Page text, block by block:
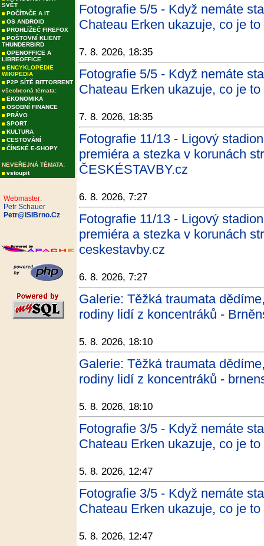
SVĚT
POČÍTAČE A IT
OS ANDROID
PROHLÍŽEČ FIREFOX
POŠTOVNÍ KLIENT
THUNDERBIRD
OPENOFFICE A
LIBREOFFICE
ENCYKLOPEDIE
WIKIPEDIA
P2P SÍTĚ BITTORRENT
všeobecná témata:
EKONOMIKA
OSOBNÍ FINANCE
PRÁVO
SPORT
KULTURA
CESTOVÁNÍ
ČÍNSKÉ E-SHOPY
NEVEŘEJNÁ TÉMATA:
vstoupit
Webmaster:
Petr Schauer
Petr@ISIBrno.Cz
Fotografie 5/5 - Když nemáte
Chateau Erken ukazuje, co je
7. 8. 2026, 18:35
Fotografie 5/5 - Když nemáte
Chateau Erken ukazuje, co je
7. 8. 2026, 18:35
Fotografie 11/13 - Ligový
premiéra a stezka v korunách
ČESKÉSTAVBY.cz
6. 8. 2026, 7:27
Fotografie 11/13 - Ligový
premiéra a stezka v korunách
ceskestavby.cz
6. 8. 2026, 7:27
Galerie: Těžká traumata
rodiny lidí z koncentráků -
5. 8. 2026, 18:10
Galerie: Těžká traumata
rodiny lidí z koncentráků -
5. 8. 2026, 18:10
Fotografie 3/5 - Když nemáte
Chateau Erken ukazuje, co je
5. 8. 2026, 12:47
Fotografie 3/5 - Když nemáte
Chateau Erken ukazuje, co je
5. 8. 2026, 12:47